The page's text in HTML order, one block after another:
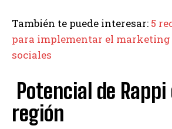
También te puede interesar: 5
para implementar el marketing
sociales
Potencial de Rappi
región